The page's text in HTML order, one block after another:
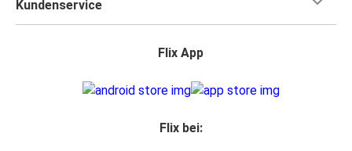
Kundenservice
Flix App
Flix bei: